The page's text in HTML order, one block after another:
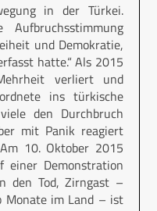
in der Türkei.
und Demokratie,
hatte.“ Als 2015
verliert und
ins türkische
den Durchbruch
mit Panik reagiert
10. Oktober 2015
einer Demonstration
den Tod, Zirngast –
Monate im Land – ist